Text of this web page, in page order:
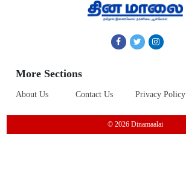
More Sections
About Us Contact Us Privacy Policy
© 2026 Dinamaalai